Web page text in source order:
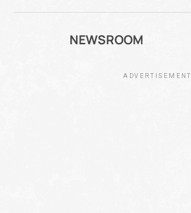
NEWSROOM
ADVERTISEMENT